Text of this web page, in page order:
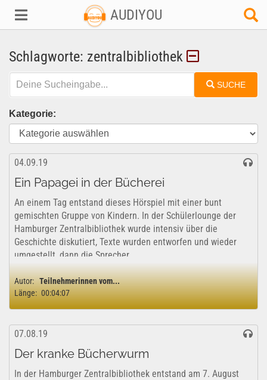
AUDIYOU
Schlagworte: zentralbibliothek
SUCHE
Kategorie:
04.09.19
Ein Papagei in der Bücherei
An einem Tag entstand dieses Hörspiel mit einer bunt
gemischten Gruppe von Kindern. In der Schülerlounge der
Hamburger Zentralbibliothek wurde intensiv über die
Geschichte diskutiert, Texte wurden entworfen und wieder
umgestellt, dann die Sprecher...
Autor: Teilnehmerinnen vom...
Länge: 00:04:07
07.08.19
Der kranke Bücherwurm
In der Hamburger Zentralbibliothek entstand am 7. August